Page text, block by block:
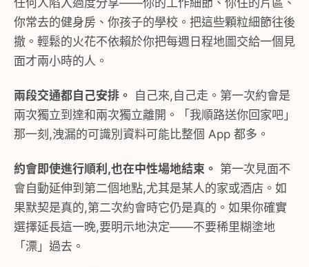
任何人陷入過度分享——你的工作細節、你住的片區、
你常去的健身房、你孩子的學校。把這些顆粒細節往後
撤。輕鬆的火花不依賴於你把每週日程地圖交給一個見
面才兩小時的人。
兩段交通都自己安排。 自己來,自己走。第一次約會是
兩次獨立到達和兩次獨立離開。「我順路送你回家吧」
那一刻,洩漏的可識別資料可能比整個 App 都多。
約會即使進行順利,也在中性場地結束。 第一次見面不
會自動延伸到第二個地點,尤其是某人的家或酒店。如
果默契是真的,第二次約會時它仍是真的。如果你確實
選擇延長這一晚,要明示地決定——不要稀里糊塗地
「漂」過去。